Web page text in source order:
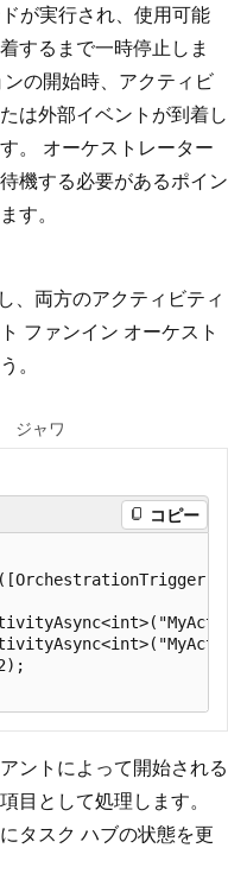
が実行され、使用可能
するまで一時停止しま
の開始時、アクティビ
は外部イベントが到着し
。 オーケストレーター
機する必要があるポイン
す。
、両方のアクティビティ
ファンイン オーケスト
。
ジャワ
コピー
ントによって開始される
目として処理します。
タスク ハブの状態を更